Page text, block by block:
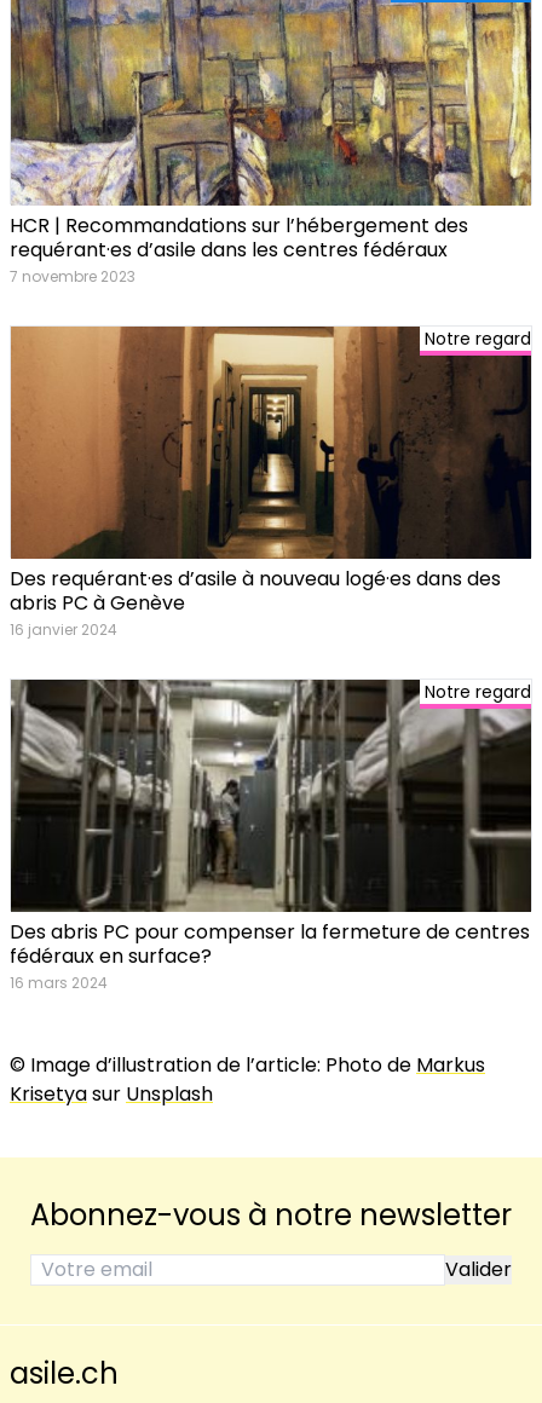
HCR | Recommandations sur l’hébergement des
requérant·es d’asile dans les centres fédéraux
7 novembre 2023
Notre regard
Des requérant·es d’asile à nouveau logé·es dans des
abris PC à Genève
16 janvier 2024
Notre regard
Des abris PC pour compenser la fermeture de centres
fédéraux en surface?
16 mars 2024
© Image d’illustration de l’article: Photo de Markus
Krisetyasur Unsplash
Abonnez-vous à notre newsletter
asile.ch